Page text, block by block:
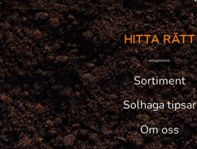
HITTA RÄTT
Sortiment
Solhaga tipsar
Om oss